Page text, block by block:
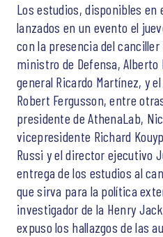
Los estudios, disponibles en
lanzados en un evento el
con la presencia del canciller
ministro de Defensa,
general Ricardo Martínez, y
Robert Fergusson, entre
presidente de AthenaLab,
vicepresidente Richard
Russi y el director ejecutivo
entrega de los estudios al
que sirva para la política
investigador de la Henry
expuso los hallazgos de las